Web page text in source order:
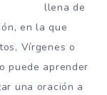
llena de
en la que
Vírgenes o
puede aprender
una oración a